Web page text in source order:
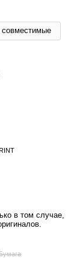
совместимые
в том случае,